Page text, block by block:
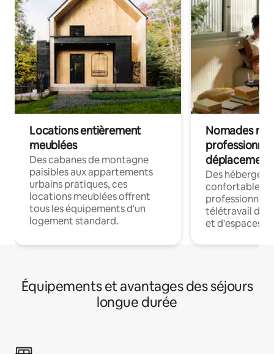
Locations entièrement
meublées
Des cabanes de montagne
paisibles aux appartements
urbains pratiques, ces
locations meublées offrent
tous les équipements d'un
logement standard.
Nomades
déplacement
Des
confortables
professionnels
télétravail
et d'espaces
Équipements et avantages des séjours
longue durée